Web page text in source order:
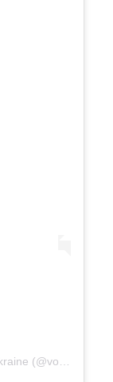
Допис, поширений Designers clothesUkraine (@vonadmytra)